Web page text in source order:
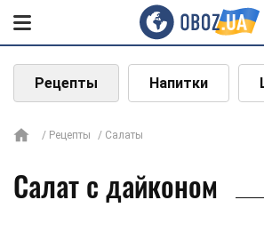
Рецепты Напитки
Рецепты Салаты
Салат с дайконом